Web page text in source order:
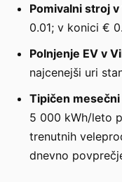
Pomivalni stroj v
0.01; v konici €
Polnjenje EV v
najcenejši uri
Tipičen
5 000 kWh/leto
trenutnih
dnevno